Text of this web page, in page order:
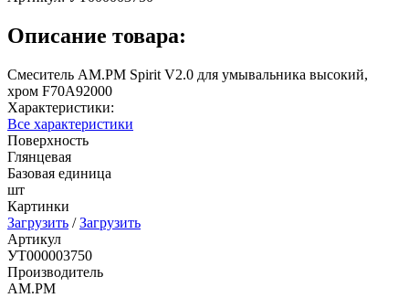
Описание товара:
Смеситель AM.PM Spirit V2.0 для умывальника высокий,
хром F70A92000
Характеристики:
Все характеристики
Поверхность
Глянцевая
Базовая единица
шт
Картинки
Загрузить /Загрузить
Артикул
УТ000003750
Производитель
AM.PM